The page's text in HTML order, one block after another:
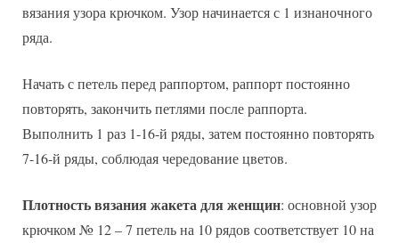
вязания узора крючком. Узор начинается с 1 изнаночного
ряда.
Начать с петель перед раппортом, раппорт постоянно
повторять, закончить петлями после раппорта.
Выполнить 1 раз 1-16-й ряды, затем постоянно повторять
7-16-й ряды, соблюдая чередование цветов.
Плотность вязания жакета для женщин: основной узор
крючком № 12 – 7 петель на 10 рядов соответствует 10 на